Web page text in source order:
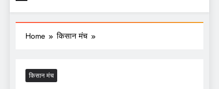
Home किसान मंच
किसान मंच